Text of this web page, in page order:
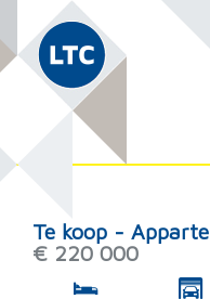
Te koop -
€ 220 000